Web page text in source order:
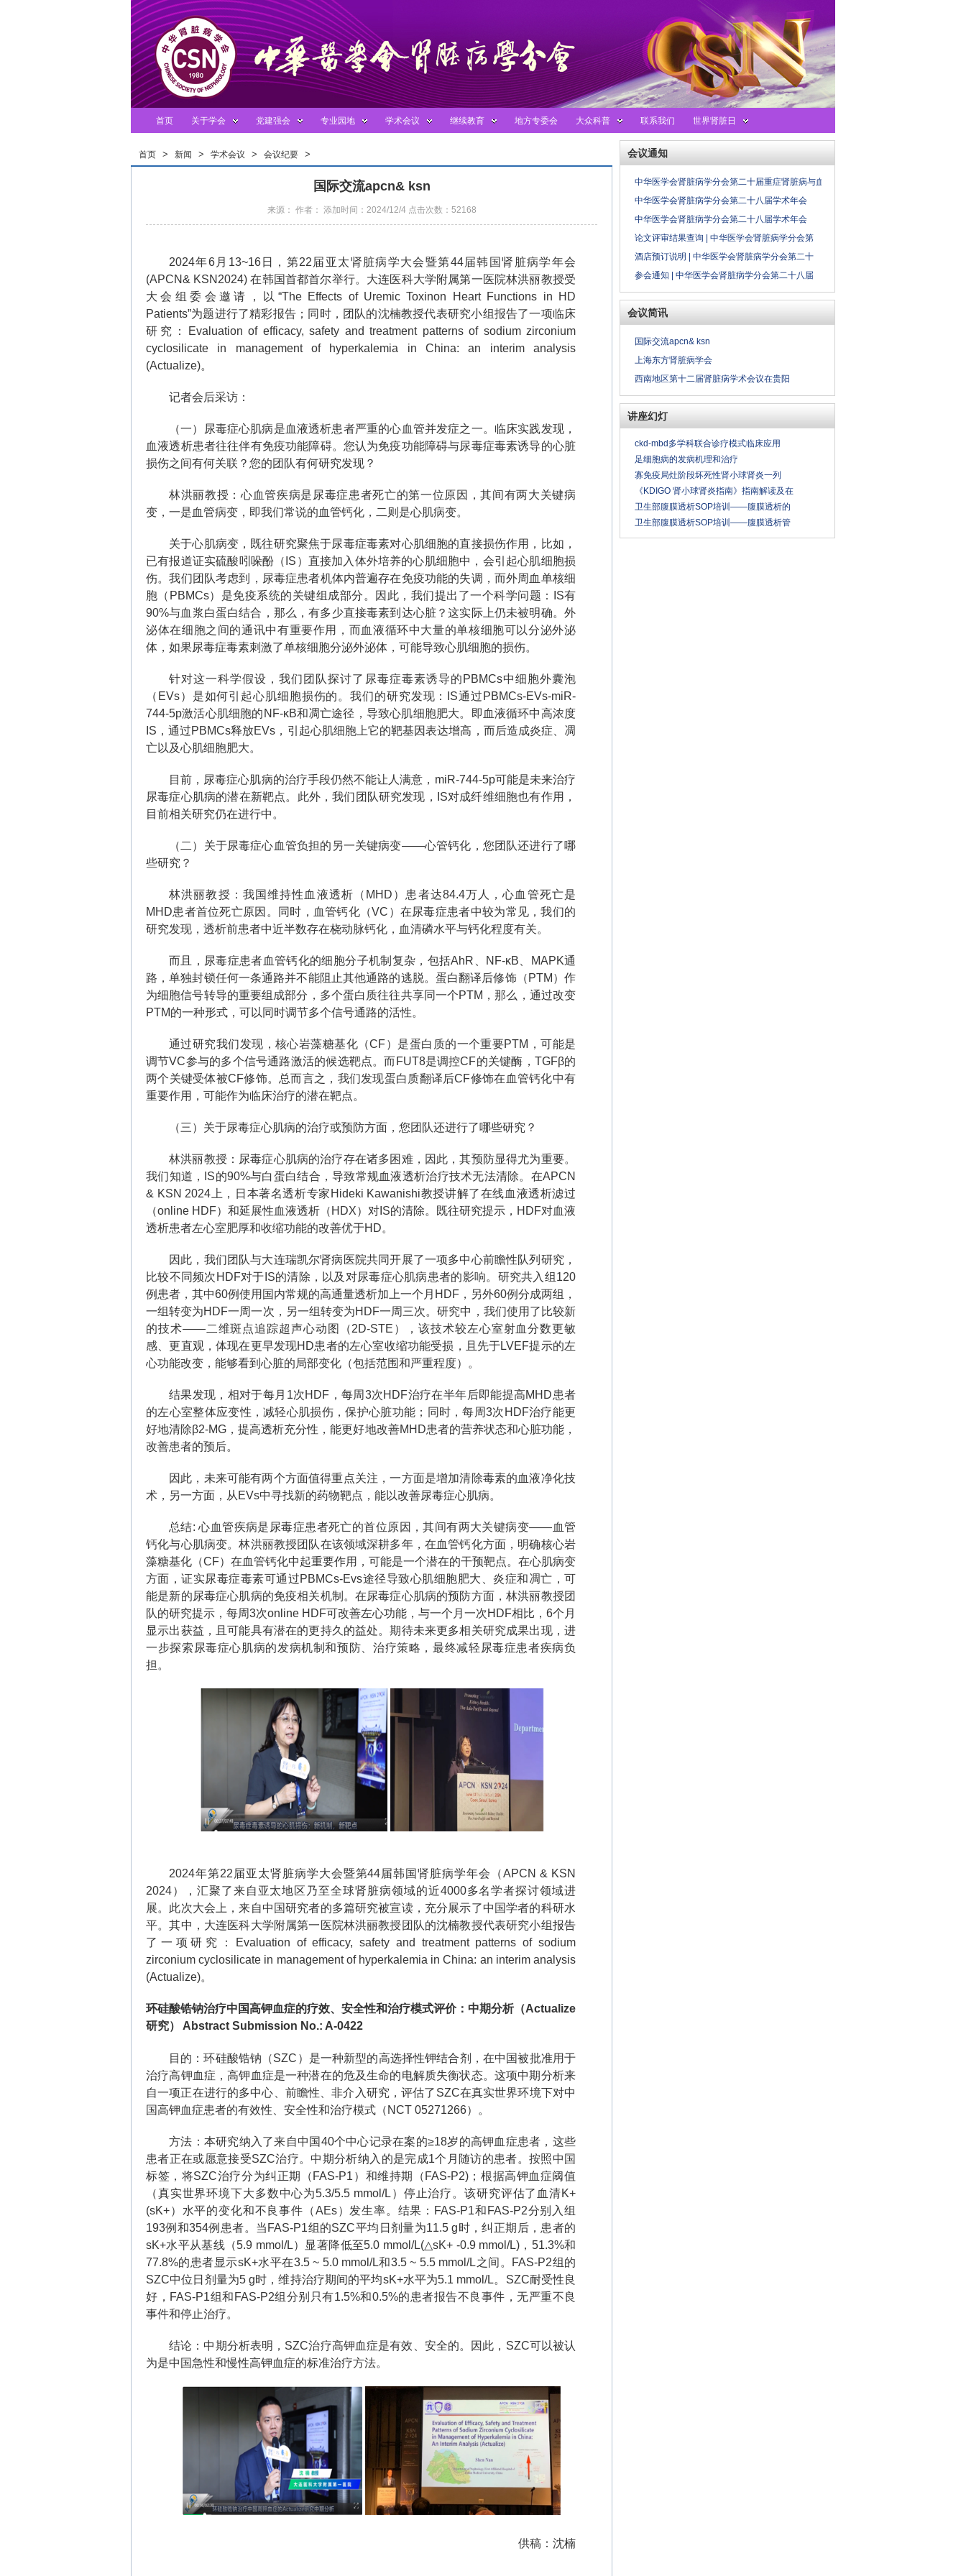
首页 关于学会 党建强会 专业园地 学术会议 继续教育 地方专委会 大众科普 联系我们 世界肾脏日
首页 > 新闻 > 学术会议 > 会议纪要 >
国际交流apcn& ksn
来源： 作者： 添加时间：2024/12/4 点击次数：52168
2024年6月 13~16日，第22 届亚太肾脏病学大会暨第44届韩国肾脏病学年会
(APCN& KSN2024)在韩国首都首尔举行。大连医科大学附属第一医院林洪丽教授受
大会组委会邀请，以 “The Effects of Uremic Toxinon Heart Functions in HD
Patients”为题进行了精彩报告；同时，团队的沈楠教授代表研究小组报告了一项临床
研究：
Evaluation of efficacy, safety and treatment patterns of sodium zirconium
cyclosilicate in management of hyperkalemia in China: an interim analysis
(Actualize)。
记者会后采访：
（一）尿毒症心肌病是血液透析患者严重的心血管并发症之一。临床实践发现，
血液透析患者往往伴有免疫功能障碍。您认为免疫功能障碍与尿毒症毒素诱导的心脏
损伤之间有何关联？您的团队有何研究发现？
林洪丽教授：心血管疾病是尿毒症患者死亡的第一位原因，其间有两大关键病
变，一是血管病变，即我们常说的血管钙化，二则是心肌病变。
关于心肌病变，既往研究聚焦于尿毒症毒素对心肌细胞的直接损伤作用，比如，
已有报道证实硫酸吲哚酚（ IS ）直接加入体外培养的心肌细胞中，会引起心肌细胞损
伤。我们团队考虑到，尿毒症患者机体内普遍存在免疫功能的失调，而外周血单核细
胞（ PBMCs）是免疫系统的关键组成部分。因此，我们提出了一个科学问题： IS有
90%与血浆白蛋白结合，那么，有多少直接毒素到达心脏？这实际上仍未被明确。外
泌体在细胞之间的通讯中有重要作用，而血液循环中大量的单核细胞可以分泌外泌
体，如果尿毒症毒素刺激了单核细胞分泌外泌体，可能导致心肌细胞的损伤。
针对这一科学假设，我们团队探讨了尿毒症毒素诱导的 PBMCs中细胞外囊泡
（ EVs）是如何引起心肌细胞损伤的。我们的研究发现： IS通过 PBMCs-EVs-miR-
744-5p激活心肌细胞的 NF-κB和凋亡途径，导致心肌细胞肥大。即血液循环中高浓度
IS ，通过PBMCs释放EVs ，引起心肌细胞上它的靶基因表达增高，而后造成炎症、凋
亡以及心肌细胞肥大。
目前，尿毒症心肌病的治疗手段仍然不能让人满意， miR-744-5p可能是未来治疗
尿毒症心肌病的潜在新靶点。此外，我们团队研究发现，
IS对成纤维细胞也有作用，
目前相关研究仍在进行中。
（二）关于尿毒症心血管负担的另一关键病变——心管钙化，您团队还进行了哪
些研究？
林洪丽教授：我国维持性血液透析（ MHD ）患者达84.4万人，心血管死亡是
MHD患者首位死亡原因。同时，血管钙化（VC ）在尿毒症患者中较为常见，我们的
研究发现，透析前患者中近半数存在桡动脉钙化，血清磷水平与钙化程度有关。
而且，尿毒症患者血管钙化的细胞分子机制复杂，包括AhR NF-κB MAPK通
路，单独封锁任何一条通路并不能阻止其他通路的逃脱。蛋白翻译后修饰（ PTM ）作
为细胞信号转导的重要组成部分，多个蛋白质往往共享同一个PTM ，那么，通过改变
PTM的一种形式，可以同时调节多个信号通路的活性。
通过研究我们发现，核心岩藻糖基化（CF）是蛋白质的一个重要PTM ，可能是
调节VC参与的多个信号通路激活的候选靶点。而FUT8是调控CF的关键酶， TGFβ的
两个关键受体被CF修饰。总而言之，我们发现蛋白质翻译后CF修饰在血管钙化中有
重要作用，可能作为临床治疗的潜在靶点。
（三）关于尿毒症心肌病的治疗或预防方面，您团队还进行了哪些研究？
林洪丽教授：尿毒症心肌病的治疗存在诸多困难，因此，其预防显得尤为重要。
我们知道，
IS的90%与白蛋白结合，导致常规血液透析治疗技术无法清除。在APCN
& KSN 2024 上，日本著名透析专家 Hideki Kawanishi教授讲解了在线血液透析滤过
（online HDF）和延展性血液透析（ HDX）对 IS的清除。既往研究提示， HDF对血液
透析患者左心室肥厚和收缩功能的改善优于HD。
因此，我们团队与大连瑞凯尔肾病医院共同开展了一项多中心前瞻性队列研究，
比较不同频次 HDF对于 IS的清除，以及对尿毒症心肌病患者的影响。研究共入组 120
例患者，其中60例使用国内常规的高通量透析加上一个月 HDF ，另外60例分成两组，
一组转变为HDF一周一次，另一组转变为HDF一周三次。研究中，我们使用了比较新
的技术——二维斑点追踪超声心动图（2D-STE ），该技术较左心室射血分数更敏
感、更直观，体现在更早发现HD患者的左心室收缩功能受损，且先于LVEF提示的左
心功能改变，能够看到心脏的局部变化（包括范围和严重程度）。
结果发现，相对于每月 1次HDF ，每周 3次HDF治疗在半年后即能提高MHD患者
的左心室整体应变性，减轻心肌损伤，保护心脏功能；同时，每周3次 HDF治疗能更
好地清除β2-MG ，提高透析充分性，能更好地改善MHD患者的营养状态和心脏功能，
改善患者的预后。
因此，未来可能有两个方面值得重点关注，一方面是增加清除毒素的血液净化技
术，另一方面，从 EVs中寻找新的药物靶点，能以改善尿毒症心肌病。
总结:心血管疾病是尿毒症患者死亡的首位原因，其间有两大关键病变——血管
钙化与心肌病变。林洪丽教授团队在该领域深耕多年，在血管钙化方面，明确核心岩
藻糖基化（CF）在血管钙化中起重要作用，可能是一个潜在的干预靶点。在心肌病变
方面，证实尿毒症毒素可通过PBMCs-Evs途径导致心肌细胞肥大、炎症和凋亡，可
能是新的尿毒症心肌病的免疫相关机制。在尿毒症心肌病的预防方面，林洪丽教授团
队的研究提示，每周3次online HDF可改善左心功能，与一个月一次HDF相比， 6个月
显示出获益，且可能具有潜在的更持久的益处。期待未来更多相关研究成果出现，进
一步探索尿毒症心肌病的发病机制和预防、治疗策略，最终减轻尿毒症患者疾病负
担。
2024年第22 届亚太肾脏病学大会暨第44届韩国肾脏病学年会（APCN & KSN
2024），汇聚了来自亚太地区乃至全球肾脏病领域的近4000多名学者探讨领域进
展。此次大会上，来自中国研究者的多篇研究被宣读，充分展示了中国学者的科研水
平。其中，大连医科大学附属第一医院林洪丽教授团队的沈楠教授代表研究小组报告
了一项研究：
Evaluation of efficacy, safety and treatment patterns of sodium
zirconium cyclosilicate in management of hyperkalemia in China: an interim analysis
(Actualize)。
环硅酸锆钠治疗中国高钾血症的疗效、安全性和治疗模式评价：中期分析（Actualize
研究）
Abstract Submission No.: A-0422
目的：环硅酸锆钠（SZC ）是一种新型的高选择性钾结合剂，在中国被批准用于
治疗高钾血症，高钾血症是一种潜在的危及生命的电解质失衡状态。这项中期分析来
自一项正在进行的多中心、前瞻性、非介入研究，评估了 SZC在真实世界环境下对中
国高钾血症患者的有效性、安全性和治疗模式（ NCT 05271266）。
方法：本研究纳入了来自中国 40个中心记录在案的≥18岁的高钾血症患者，这些
患者正在或愿意接受SZC治疗。中期分析纳入的是完成1个月随访的患者。按照中国
标签，将SZC治疗分为纠正期（ FAS-P1 ）和维持期（ FAS-P2) ；根据高钾血症阈值
（真实世界环境下大多数中心为5.3/5.5 mmol/L ）停止治疗。该研究评估了血清K+
(sK+）水平的变化和不良事件（AEs）发生率。结果： FAS-P1和 FAS-P2分别入组
193例和354例患者。当 FAS-P1组的SZC平均日剂量为11.5 g时，纠正期后，患者的
sK+水平从基线（5.9 mmol/L）显著降低至5.0 mmol/L(△sK+ -0.9 mmol/L) ， 51.3%和
77.8%的患者显示sK+水平在3.5 ~ 5.0 mmol/L和3.5 ~ 5.5 mmol/L之间。 FAS-P2组的
SZC中位日剂量为5 g时，维持治疗期间的平均sK+水平为5.1 mmol/L。 SZC耐受性良
好， FAS-P1组和 FAS-P2组分别只有1.5%和0.5%的患者报告不良事件，无严重不良
事件和停止治疗。
结论：中期分析表明， SZC治疗高钾血症是有效、安全的。因此， SZC可以被认
为是中国急性和慢性高钾血症的标准治疗方法。
供稿：沈楠
会议通知
中华医学会肾脏病学分会第二十届重症肾脏病与血
中华医学会肾脏病学分会第二十八届学术年会
中华医学会肾脏病学分会第二十八届学术年会
论文评审结果查询 | 中华医学会肾脏病学分会第
酒店预订说明 | 中华医学会肾脏病学分会第二十
参会通知 | 中华医学会肾脏病学分会第二十八届
会议简讯
国际交流apcn& ksn
上海东方肾脏病学会
西南地区第十二届肾脏病学术会议在贵阳
讲座幻灯
ckd-mbd多学科联合诊疗模式临床应用
足细胞病的发病机理和治疗
寡免疫局灶阶段坏死性肾小球肾炎一列
《KDIGO 肾小球肾炎指南》指南解读及在
卫生部腹膜透析SOP培训——腹膜透析的
卫生部腹膜透析SOP培训——腹膜透析管